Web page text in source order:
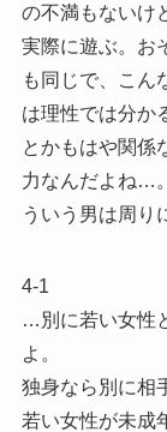
の不満もないけ
実際に遊ぶ。お
も同じで、こん
は理性では分か
とかもはや関係
力なんだよね…
ういう男は周り
4-1
…別に若い女性
よ。
独身なら別に相
若い女性が未成